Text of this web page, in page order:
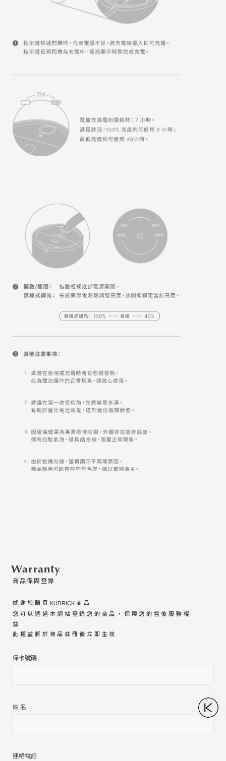
Warranty
商品保固登錄
感謝您購買 KUBRICK 商品
您可以透過本網站登錄您的商品，保障您的售後服務權
益
此權益將於商品註冊後立即生效
保卡號碼
姓 名
連絡電話